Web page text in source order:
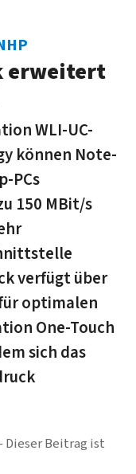
erweitert
WLI-UC-
können Note-
PCs
150 MBit/s
verfügt über
optimalen
One-Touch
sich das
Dieser Beitrag ist